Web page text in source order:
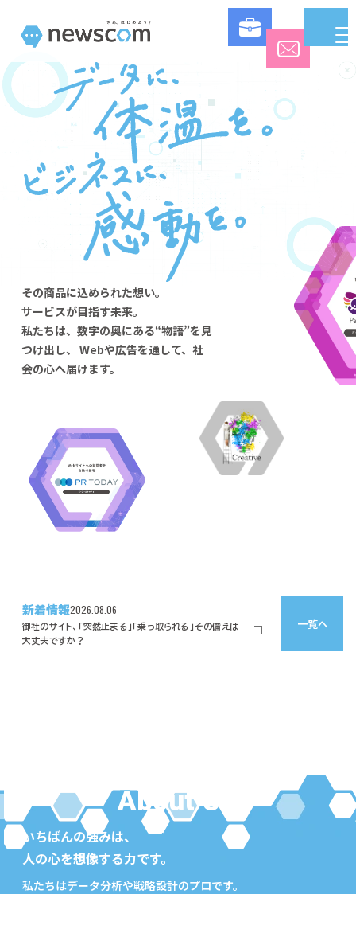
成果を導く「伴走型」マーケティング・Web制作・広告運用｜株式
その商品に込められた想い。
サービスが目指す未来。
私たちは、数字の奥にある“物語”を見
つけ出し、 Webや広告を通して、社
会の心へ届けます。
新着情報2026.08.06
御社のサイト、「突然止まる」「乗っ取られる」その備えは
大丈夫ですか？
一覧へ
About US
いちばんの強みは、
人の心を想像する力です。
私たちはデータ分析や戦略設計のプロです。